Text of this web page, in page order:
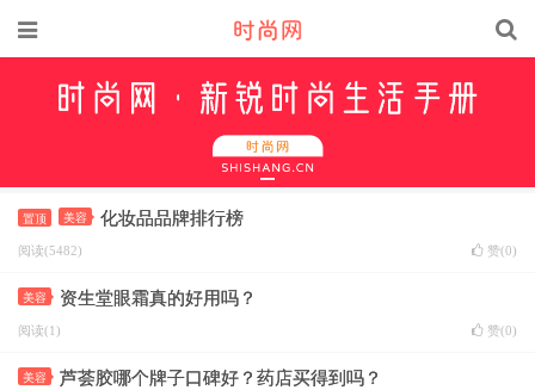
美容 化妆品品牌排行榜
置顶
阅读(5482) 赞(0)
美容 资生堂眼霜真的好用吗？
阅读(1) 赞(0)
美容 芦荟胶哪个牌子口碑好？药店买得到吗？